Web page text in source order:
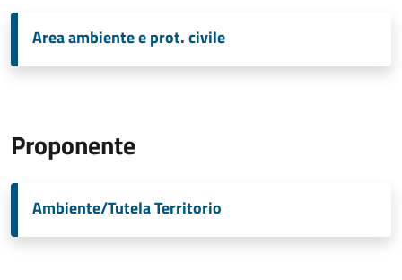
Area ambiente e prot. civile
Proponente
Ambiente/Tutela Territorio